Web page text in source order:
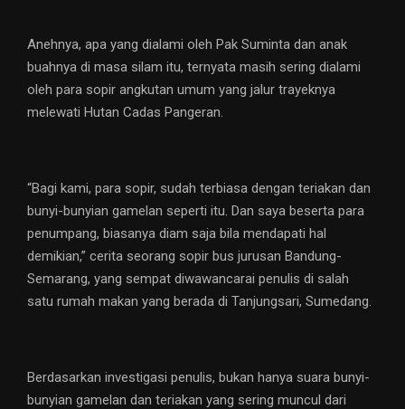
Anehnya, apa yang dialami oleh Pak Suminta dan anak
buahnya di masa silam itu, ternyata masih sering dialami
oleh para sopir angkutan umum yang jalur trayeknya
melewati Hutan Cadas Pangeran.
“Bagi kami, para sopir, sudah terbiasa dengan teriakan dan
bunyi-bunyian gamelan seperti itu. Dan saya beserta para
penumpang, biasanya diam saja bila mendapati hal
demikian,” cerita seorang sopir bus jurusan Bandung-
Semarang, yang sempat diwawancarai penulis di salah
satu rumah makan yang berada di Tanjungsari, Sumedang.
Berdasarkan investigasi penulis, bukan hanya suara bunyi-
bunyian gamelan dan teriakan yang sering muncul dari